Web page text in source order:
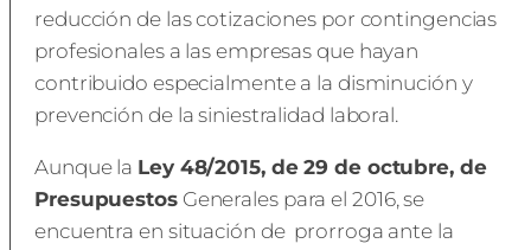
reducción de las cotizaciones por contingencias
profesionales a las empresas que hayan
contribuido especialmente a la disminución y
prevención de la siniestralidad laboral.
Aunque la Ley 48/2015, de 29 de octubre, de
PresupuestosGenerales para el 2016, se
encuentra en situación de prorroga ante la